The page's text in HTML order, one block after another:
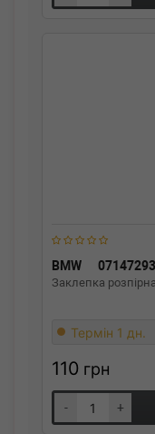
BMW
Заклепка
Термін 1 дн.
110 грн
- +